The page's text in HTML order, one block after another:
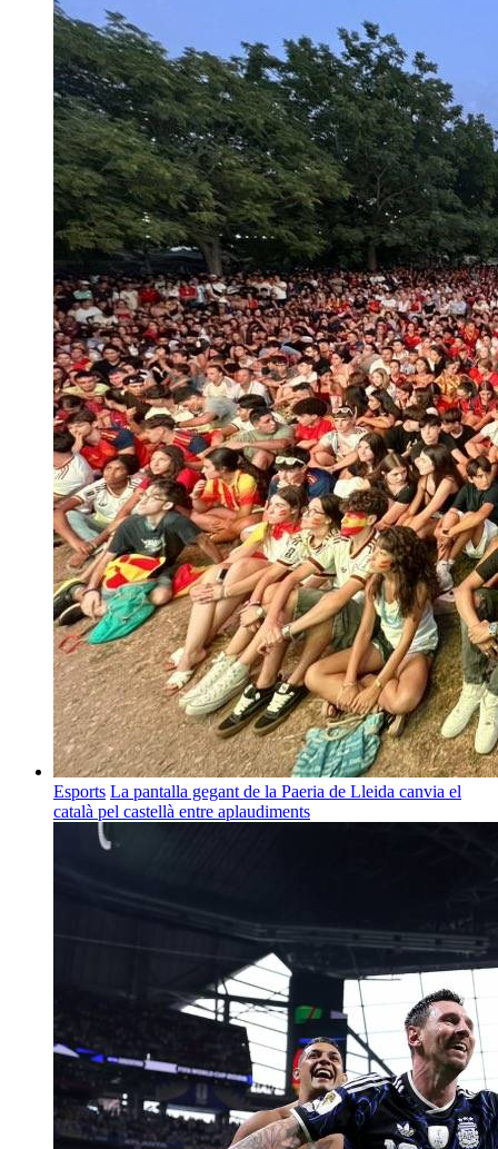
Esports La pantalla gegant de la Paeria de Lleida canvia el
català pel castellà entre aplaudiments